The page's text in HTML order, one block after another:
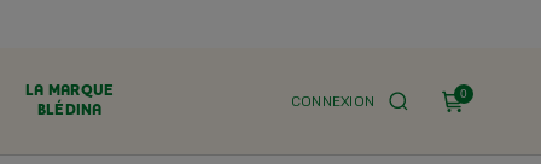
CONNEXION 0
LA MARQUE
BLÉDINA